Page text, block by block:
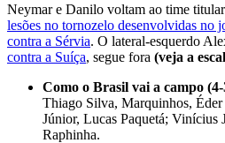
Neymar e Danilo voltam ao time titular
lesões no tornozelo desenvolvidas no
contra a Sérvia. O lateral-esquerdo
contra a Suíça, segue fora (veja a
Como o Brasil vai a campo
Thiago Silva, Marquinhos,
Júnior, Lucas Paquetá; Vinícius
Raphinha.